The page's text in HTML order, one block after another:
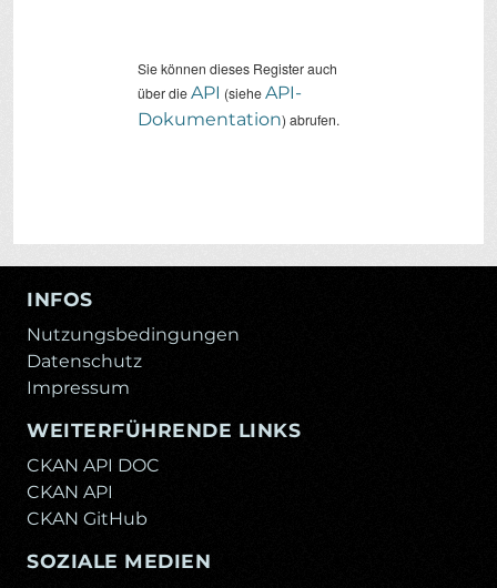
Sie können dieses Register auch
über dieAPI (sieheAPI-
Dokumentation) abrufen.
INFOS
Nutzungsbedingungen
Datenschutz
Impressum
WEITERFÜHRENDE LINKS
CKAN API DOC
CKAN API
CKAN GitHub
SOZIALE MEDIEN